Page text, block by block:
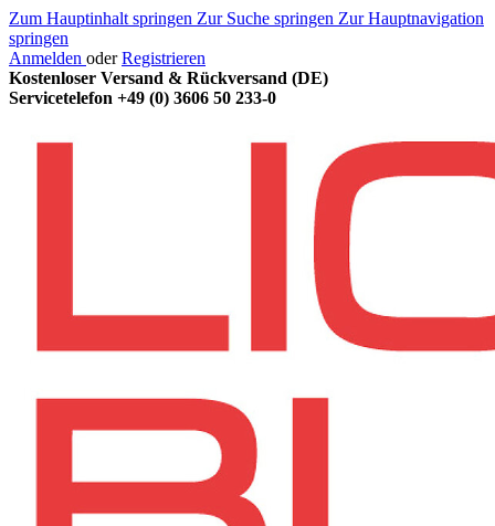
Zum Hauptinhalt springen Zur Suche springen Zur Hauptnavigation
springen
Anmelden oder Registrieren
Kostenloser Versand & Rückversand (DE)
Servicetelefon +49 (0) 3606 50 233-0